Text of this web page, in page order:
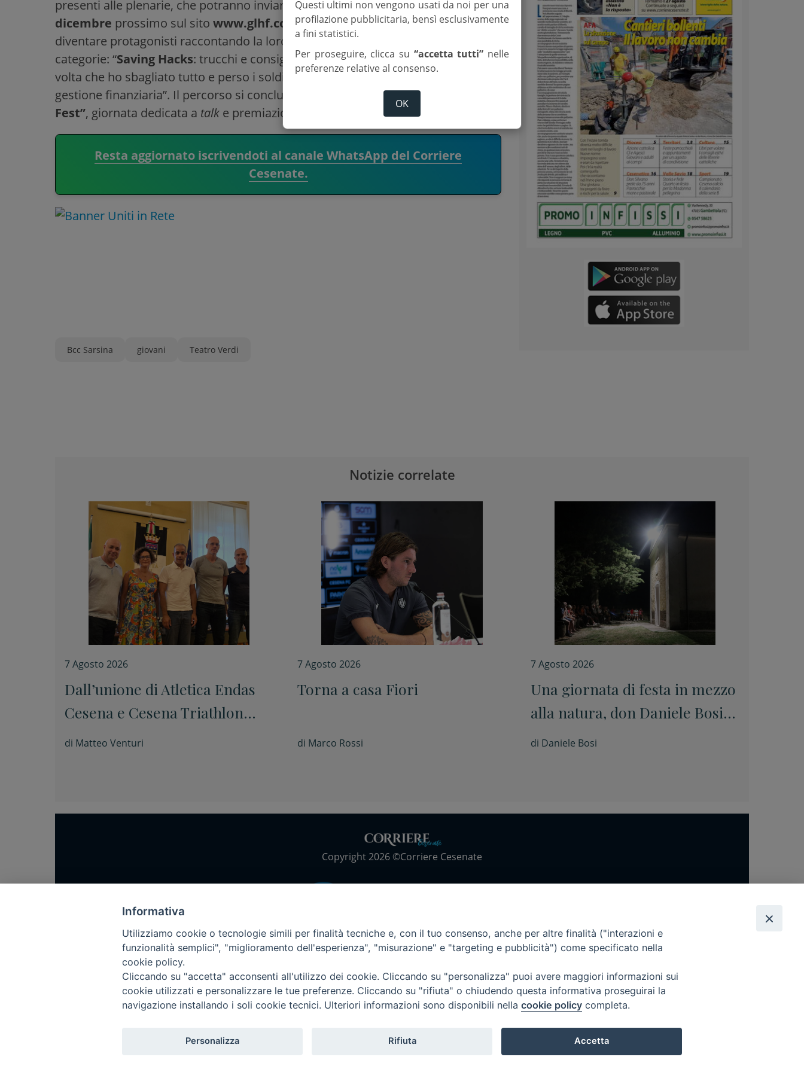
presenti alle plenarie, che potranno inviare i propri contributi entro il20
dicembre prossimo sul sito www.glhf.community. I giovani sono invitati a
diventare protagonisti raccontando la loro esperienza con il denaro in tre
categorie: “Saving Hacks: trucchi e consigli per risparmiare”; “ Epic Fail: quella
volta che ho sbagliato tutto e perso i soldi”; “Success Story: una storia positiva di
gestione finanziaria”. Il percorso si concluderà il
19 febbraio 2026con il
Fest”, giornata dedicata a talk e premiazioni.
Resta aggiornato iscrivendoti al canale WhatsApp del Corriere
Cesenate.
Bcc Sarsina giovani Teatro Verdi
Notizie correlate
7 Agosto 2026
Dall’unione di Atletica Endas
Cesena e Cesena Triathlon
nasce Elephas Sport Cesena
di Matteo Venturi
7 Agosto 2026
Torna a casa Fiori
di Marco Rossi
7 Agosto 2026
Una giornata di festa in mezzo
alla natura, don Daniele Bosi:
“Qui la terra si unisce al cielo”
di Daniele Bosi
Copyright 2026 ©Corriere Cesenate
Come abbonarsi
Trasparenza
Questi ultimi non vengono usati da noi per una
profilazione pubblicitaria, bensì esclusivamente
a fini statistici.
Per proseguire, clicca su “accetta tutti” nelle
preferenze relative al consenso.
OK
Informativa
Utilizziamo cookie o tecnologie simili per finalità tecniche e, con il tuo consenso, anche per altre finalità ("interazioni e
funzionalità semplici", "miglioramento dell'esperienza", "misurazione" e "targeting e pubblicità") come specificato nella
cookie policy.
Cliccando su "accetta" acconsenti all'utilizzo dei cookie. Cliccando su "personalizza" puoi avere maggiori informazioni sui
cookie utilizzati e personalizzare le tue preferenze. Cliccando su "rifiuta" o chiudendo questa informativa proseguirai la
navigazione installando i soli cookie tecnici. Ulteriori informazioni sono disponibili nella cookie policy completa.
Personalizza Rifiuta Accetta